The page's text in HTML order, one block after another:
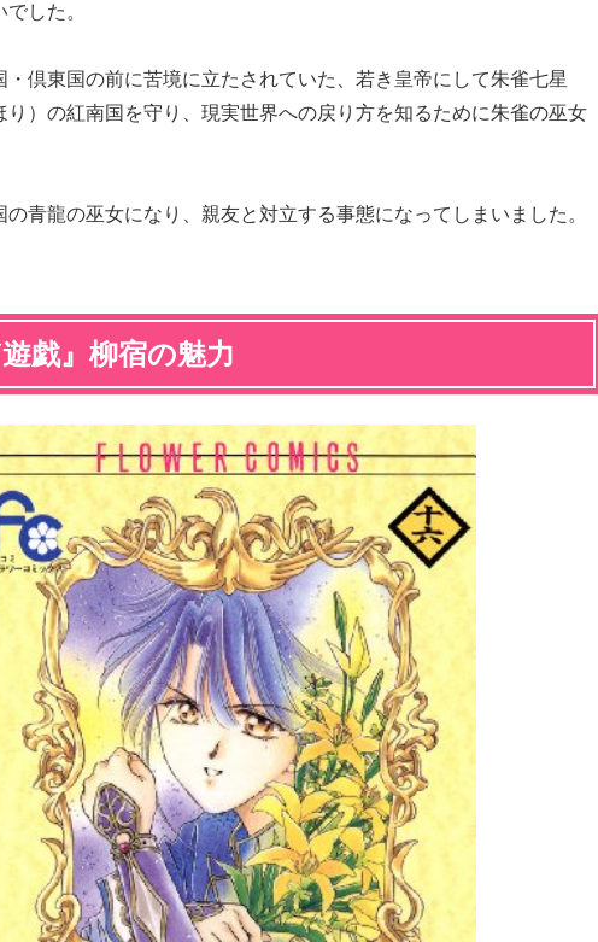
した。
・倶東国の前に苦境に立たされていた、若き皇帝にして朱雀七星
り）の紅南国を守り、現実世界への戻り方を知るために朱雀の巫女
青龍の巫女になり、親友と対立する事態になってしまいました。
戯』 柳宿の魅力